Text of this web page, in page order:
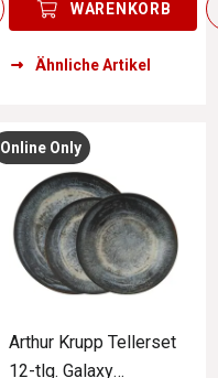
WARENKORB
Ähnliche Artikel
Online Only
Arthur Krupp Tellerset
12-tlg. Galaxy